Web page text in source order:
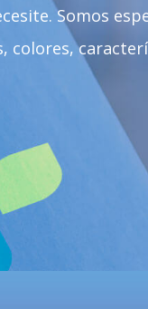
Somos
colores,